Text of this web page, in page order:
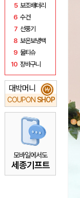
5 보조배터리
6 수건
7 선풍기
8 보온보냉백
9 물티슈
10 장바구니
대박머니
COUPON SHOP
₩
모바일에서도
세종기프트